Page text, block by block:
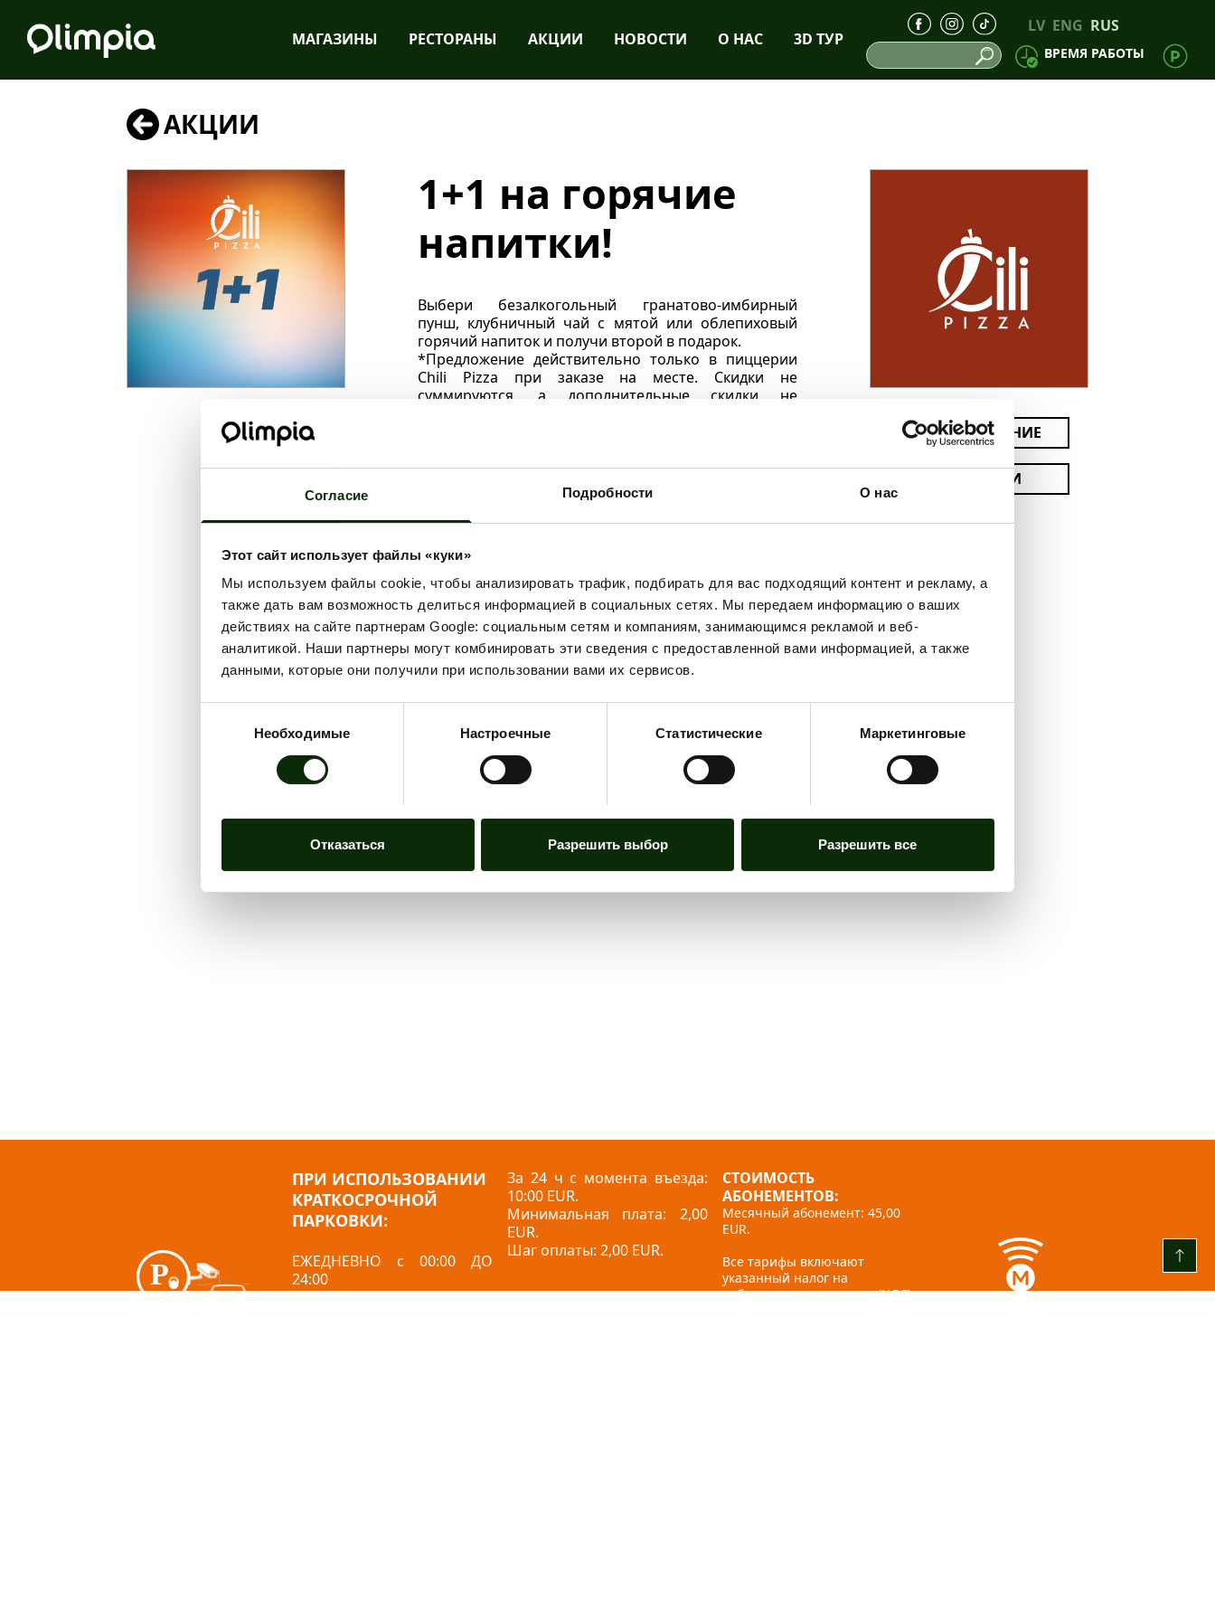
Согласие Подробности О нас
Этот сайт использует файлы «куки»
Мы используем файлы cookie, чтобы анализировать трафик, подбирать для вас подходящий контент и рекламу, а
также дать вам возможность делиться информацией в социальных сетях. Мы передаем информацию о ваших
действиях на сайте партнерам Google: социальным сетям и компаниям, занимающимся рекламой и веб-
аналитикой. Наши партнеры могут комбинировать эти сведения с предоставленной вами информацией, а также
данными, которые они получили при использовании вами их сервисов.
Необходимые Настроечные Статистические Маркетинговые
Отказаться Разрешить выбор Разрешить все
MАГАЗИНЫ РЕСТОРАНЫ АКЦИИ НОВОСТИ О НАС 3D ТУР
LV ENG RUS
ВРЕМЯ РАБОТЫ
АКЦИИ
1+1 на горячие
напитки!
Выбери безалкогольный гранатово-имбирный
пунш, клубничный чай с мятой или облепиховый
горячий напиток и получи второй в подарок.
*Предложение действительно только в пиццерии
Chili Pizza при заказе на месте. Скидки не
суммируются, а дополнительные скидки не
РАСПОЛОЖЕНИЕ
ВСЕ АКЦИИ
ПРИ ИСПОЛЬЗОВАНИИ
КРАТКОСРОЧНОЙ
ПАРКОВКИ:
ЕЖЕДНЕВНО с 00:00 ДО
24:00
За 24 ч с момента въезда:
10:00 EUR.
Минимальная плата: 2,00
EUR.
Шаг оплаты: 2,00 EUR.
СТОИМОСТЬ
АБОНЕМЕНТОВ:
Месячный абонемент: 45,00
EUR.
Все тарифы включают
указанный налог на
добавленную стоимость (НДС).